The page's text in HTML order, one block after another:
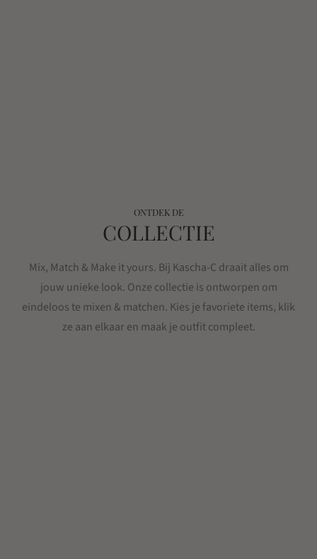
ONTDEK DE
COLLECTIE
Mix, Match & Make it yours. Bij Kascha-C draait alles om
jouw unieke look. Onze collectie is ontworpen om
eindeloos te mixen & matchen. Kies je favoriete items, klik
ze aan elkaar en maak je outfit compleet.